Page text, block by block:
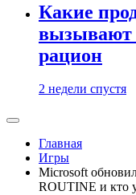
Какие
вызывают
рацион
2 недели спустя
Главная
Игры
Microsoft
ROUTINE и кто